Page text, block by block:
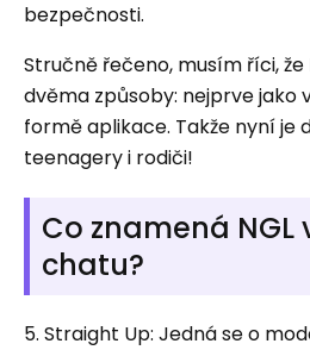
bezpečnosti.
Stručně řečeno, musím říci, že
dvěma způsoby: nejprve jako
formě aplikace. Takže nyní je
teenagery i rodiči!
Co znamená NGL
chatu?
5. Straight Up: Jedná se o